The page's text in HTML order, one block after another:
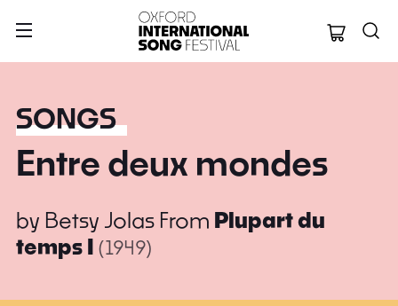
Oxford
SONGS
Entre deux mondes
by Betsy Jolas From Plupart du
temps I (1949)